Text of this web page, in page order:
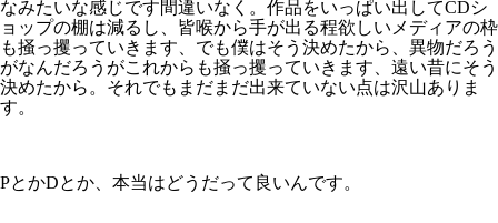
なみたいな感じです間違いなく。作品をいっぱい出してCDシ
ョップの棚は減るし、皆喉から手が出る程欲しいメディアの枠
も掻っ攫っていきます、でも僕はそう決めたから、異物だろう
がなんだろうがこれからも掻っ攫っていきます、遠い昔にそう
決めたから。それでもまだまだ出来ていない点は沢山ありま
す。
PとかDとか、本当はどうだって良いんです。